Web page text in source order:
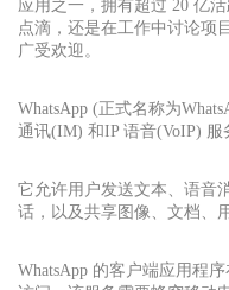
应用之一，拥有超过 20 亿
点滴，还是在工作中讨论项
广受欢迎。
WhatsApp (正式名称为
通讯(IM) 和IP 语音(VoIP) 服
它允许用户发送文本、语音
话，以及共享图像、文档、
WhatsApp 的客户端应用程